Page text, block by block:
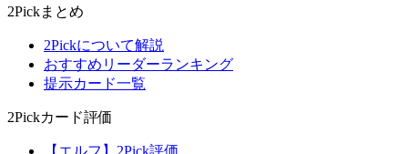
2Pickまとめ
2Pickについて解説
おすすめリーダーランキング
提示カード一覧
2Pickカード評価
【エルフ】2Pick評価